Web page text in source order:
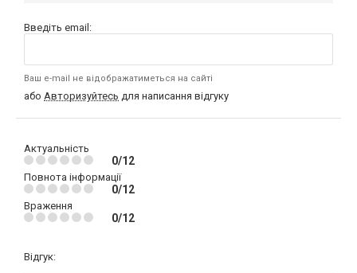
Введіть email:
Ваш e-mail не відображатиметься на сайті
або Авторизуйтесь для написання відгуку
Актуальність
0/12
Повнота інформації
0/12
Враження
0/12
Відгук: